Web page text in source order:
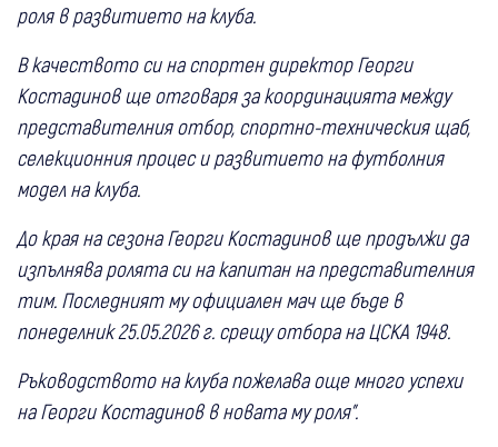
роля в развитието на клуба.
В качеството си на спортен директор Георги
Костадинов ще отговаря за координацията между
представителния отбор, спортно-техническия щаб,
селекционния процес и развитието на футболния
модел на клуба.
До края на сезона Георги Костадинов ще продължи да
изпълнява ролята си на капитан на представителния
тим. Последният му официален мач ще бъде в
понеделник 25.05.2026 г. срещу отбора на ЦСКА 1948.
Ръководството на клуба пожелава още много успехи
на Георги Костадинов в новата му роля".